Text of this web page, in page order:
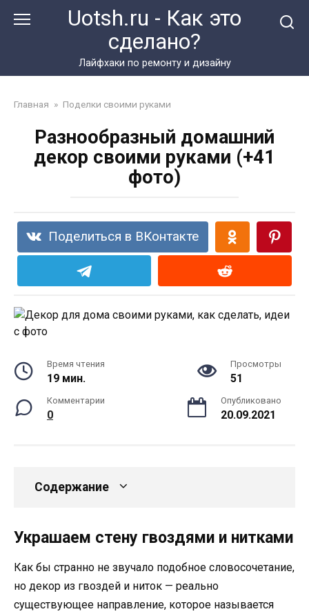
Uotsh.ru - Как это
сделано?
Лайфхаки по ремонту и дизайну
Главная » Поделки своими руками
Разнообразный домашний
декор своими руками (+41
фото)
Поделиться в ВКонтакте
Время чтения
19 мин.
Просмотры
51
Комментарии
0
Опубликовано
20.09.2021
Содержание
Украшаем стену гвоздями и нитками
Как бы странно не звучало подобное словосочетание,
но декор из гвоздей и ниток — реально
существующее направление, которое называется